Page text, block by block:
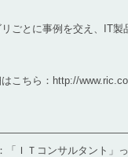
ごとに事例を交え、IT製
こちら：http://
ＩＴコンサルタント」